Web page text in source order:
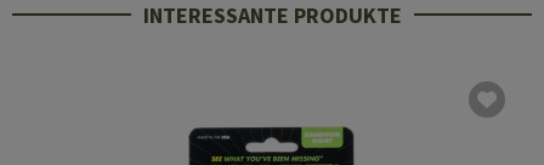
INTERESSANTE PRODUKTE